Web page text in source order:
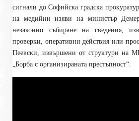
сигнали до Софийска градска
на медийни изяви на министър
незаконно събиране на сведения,
проверки, оперативни действия или
Пеевски, извършени от структури на
„Борба с организираната престъпност“.